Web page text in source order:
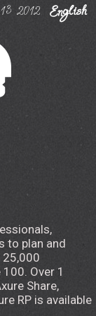
13 2012 English
to plan and
Over 1
Share,
RP is available